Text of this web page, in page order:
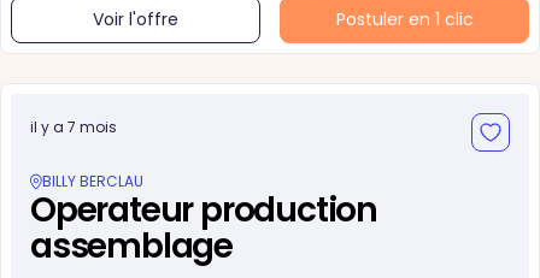
Voir l'offre Postuler en 1 clic
il y a 7 mois
BILLY BERCLAU
Operateur production
assemblage